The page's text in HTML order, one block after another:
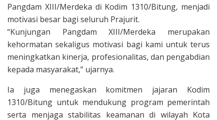
Pangdam XIII/Merdeka di Kodim 1310/Bitung, menjadi
motivasi besar bagi seluruh Prajurit.
“Kunjungan Pangdam XIII/Merdeka merupakan
kehormatan sekaligus motivasi bagi kami untuk terus
meningkatkan kinerja, profesionalitas, dan pengabdian
kepada masyarakat,” ujarnya.
Ia juga menegaskan komitmen jajaran Kodim
1310/Bitung untuk mendukung program pemerintah
serta menjaga stabilitas keamanan di wilayah Kota